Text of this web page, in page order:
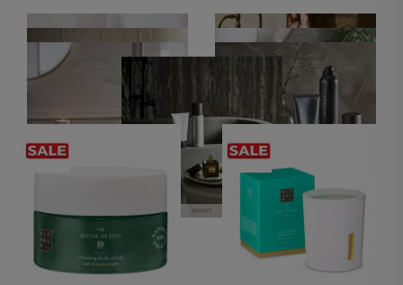
ALL RITUALS PRODUCTS